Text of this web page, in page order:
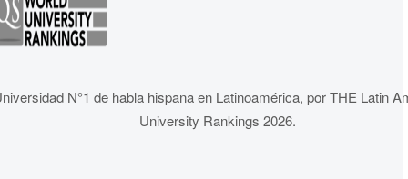
N°1 de habla hispana en Latinoamérica, por THE Latin
University Rankings 2026.